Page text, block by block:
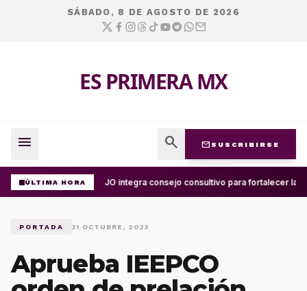
SÁBADO, 8 DE AGOSTO DE 2026
ES PRIMERA MX
menu search mail SUSCRIBIRSE
ÚLTIMA HORAUABJO integra consejo consultivo para fortalecer la
PORTADA 31 OCTUBRE, 2023
Aprueba IEEPCO